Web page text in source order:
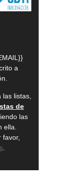
a
listas,
de
las
ella.
.